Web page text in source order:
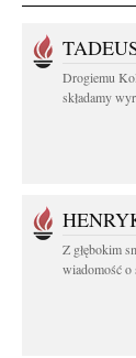
Drogiemu
składamy
Z głębokim
wiadomość o